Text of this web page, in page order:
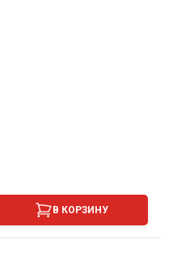
В КОРЗИНУ